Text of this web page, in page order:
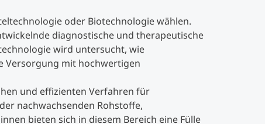
oder Biotechnologie wählen.
diagnostische und therapeutische
wird untersucht, wie
Versorgung mit hochwertigen
und effizienten Verfahren für
nachwachsenden Rohstoffe,
bieten sich in diesem Bereich eine Fülle